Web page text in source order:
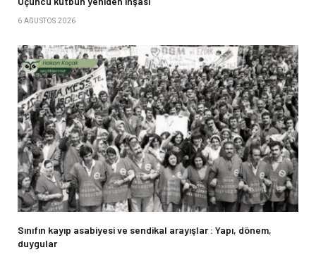
6 AĞUSTOS 2026
Sınıfın kayıp asabiyesi ve sendikal arayışlar : Yapı, dönem,
duygular